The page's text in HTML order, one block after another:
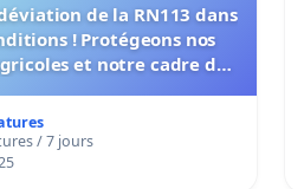
de la RN113 dans
! Protégeons nos
et notre cadre de
/ 7 jours